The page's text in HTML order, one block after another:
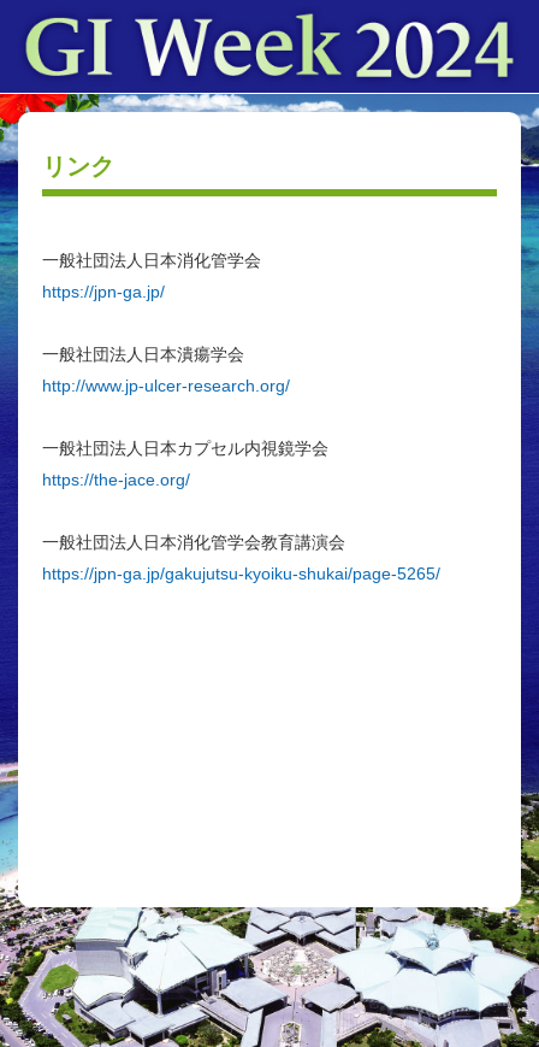
リンク
一般社団法人日本消化管学会
https://jpn-ga.jp/
一般社団法人日本潰瘍学会
http://www.jp-ulcer-research.org/
一般社団法人日本カプセル内視鏡学会
https://the-jace.org/
一般社団法人日本消化管学会教育講演会
https://jpn-ga.jp/gakujutsu-kyoiku-shukai/page-5265/